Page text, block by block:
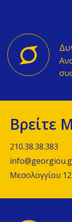
Βρείτε
210.38.38.383
Μεσολογγίου